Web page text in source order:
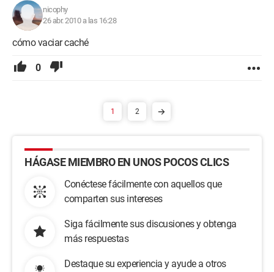
nicophy
26 abr. 2010 a las 16:28
cómo vaciar caché
0
1 2
HÁGASE MIEMBRO EN UNOS POCOS CLICS
Conéctese fácilmente con aquellos que
comparten sus intereses
Siga fácilmente sus discusiones y obtenga
más respuestas
Destaque su experiencia y ayude a otros